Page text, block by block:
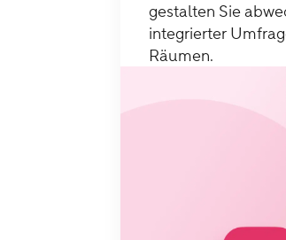
gestalten Sie
integrierter
Räumen.